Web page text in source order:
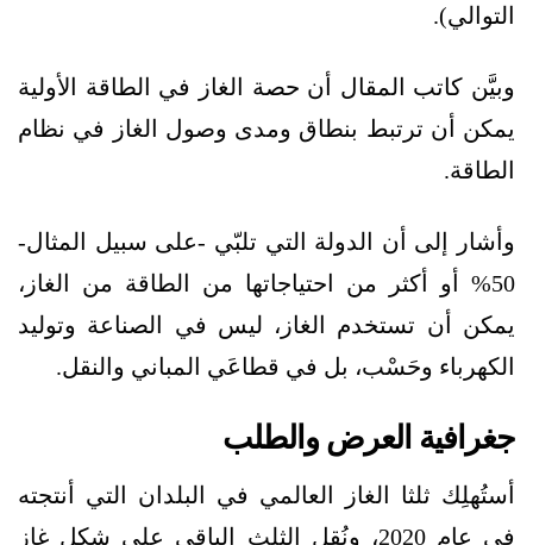
التوالي).
وبيَّن كاتب المقال أن حصة الغاز في الطاقة الأولية
يمكن أن ترتبط بنطاق ومدى وصول الغاز في نظام
الطاقة.
وأشار إلى أن الدولة التي تلبّي -على سبيل المثال-
50% أو أكثر من احتياجاتها من الطاقة من الغاز،
يمكن أن تستخدم الغاز، ليس في الصناعة وتوليد
الكهرباء وحَسْب، بل في قطاعَي المباني والنقل.
جغرافية العرض والطلب
أستُهلِك ثلثا الغاز العالمي في البلدان التي أنتجته
في عام 2020، ونُقِل الثلث الباقي على شكل غاز